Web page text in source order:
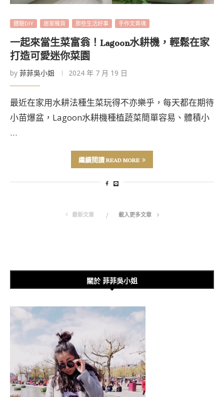
體驗DIY 居家雜貨 那些生活好事 手作文青魂
一起來當生菜富翁！Lagoon水耕機，輕鬆在家
打造可愛迷你菜園
by 菲菲吳小姐 2024 年 7 月 19 日
最近在家用水耕法種生菜玩得不亦樂乎，每天都在期待
小苗爆盆，Lagoon水耕機種植蔬菜簡單容易、體積小
…
繼續閱讀 READ MORE
最新文章 載入更多文章
關於 菲菲吳小姐